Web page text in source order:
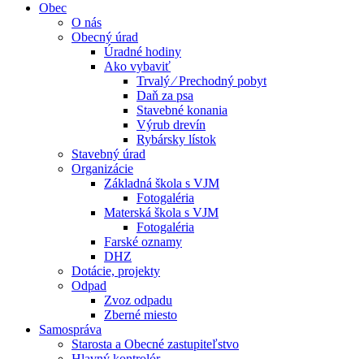
Obec
O nás
Obecný úrad
Úradné hodiny
Ako vybaviť
Trvalý ⁄ Prechodný pobyt
Daň za psa
Stavebné konania
Výrub drevín
Rybársky lístok
Stavebný úrad
Organizácie
Základná škola s VJM
Fotogaléria
Materská škola s VJM
Fotogaléria
Farské oznamy
DHZ
Dotácie, projekty
Odpad
Zvoz odpadu
Zberné miesto
Samospráva
Starosta a Obecné zastupiteľstvo